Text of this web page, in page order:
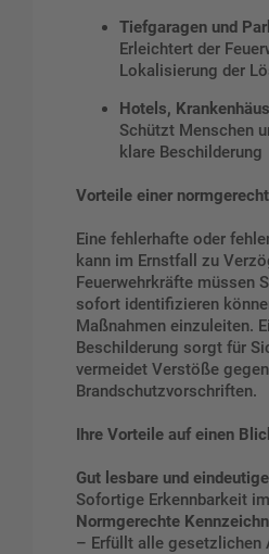
Tiefgaragen und
Erleichtert der
Lokalisierung der
Hotels,
Schützt Menschen
klare Beschilderung
Vorteile einer
Eine fehlerhafte oder
kann im Ernstfall zu
Feuerwehrkräfte müssen
sofort identifizieren
Maßnahmen einzuleiten.
Beschilderung sorgt für
vermeidet Verstöße gegen
Brandschutzvorschriften.
Ihre Vorteile auf einen
Gut lesbare und
Sofortige Erkennbarkeit im
Normgerechte
– Erfüllt alle gesetzlichen